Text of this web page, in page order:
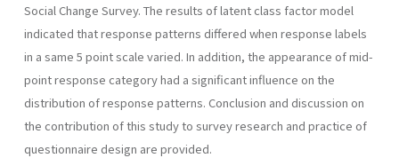
Social Change Survey. The results of latent class factor model
indicated that response patterns differed when response labels
in a same 5 point scale varied. In addition, the appearance of mid-
point response category had a significant influence on the
distribution of response patterns. Conclusion and discussion on
the contribution of this study to survey research and practice of
questionnaire design are provided.